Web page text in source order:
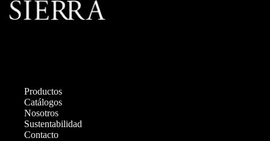
Productos
Catálogos
Nosotros
Sustentabilidad
Contacto